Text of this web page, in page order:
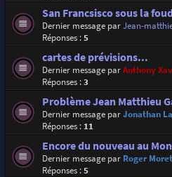
San Francsisco sous la
Dernier message parJean-
Réponses :5
cartes de prévisions...
Dernier message parAnthony
Réponses :3
Problème Jean Matthieu
Dernier message parJonathan
Réponses : 11
Encore du nouveau au
Dernier message par Roger
Réponses :5